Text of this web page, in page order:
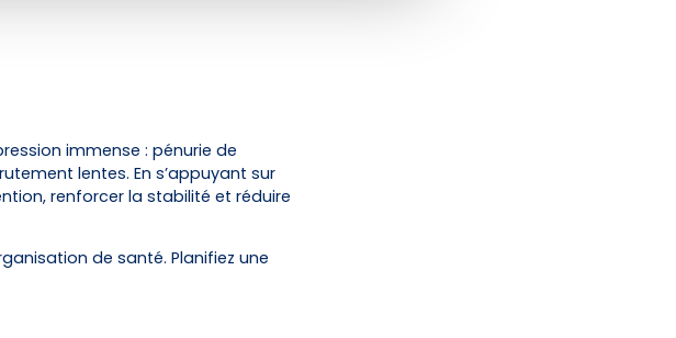
immense : pénurie de
lentes. En s’appuyant sur
renforcer la stabilité et réduire
de santé. Planifiez une